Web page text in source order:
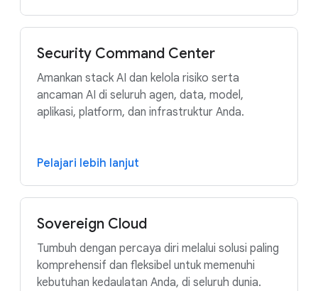
Security Command Center
Amankan stack AI dan kelola risiko serta
ancaman AI di seluruh agen, data, model,
aplikasi, platform, dan infrastruktur Anda.
Pelajari lebih lanjut
Sovereign Cloud
Tumbuh dengan percaya diri melalui solusi paling
komprehensif dan fleksibel untuk memenuhi
kebutuhan kedaulatan Anda, di seluruh dunia.